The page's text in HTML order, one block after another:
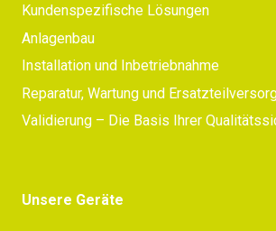
Kundenspezifische Lösungen
Anlagenbau
Installation und Inbetriebnahme
Reparatur, Wartung und
Validierung – Die Basis Ihrer
Unsere Geräte